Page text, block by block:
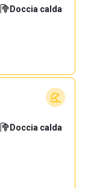
Doccia calda·
Doccia calda·